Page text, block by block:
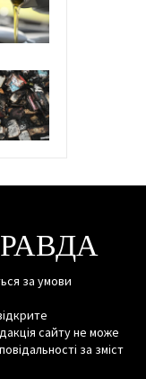
за умови
сайту не може
за зміст